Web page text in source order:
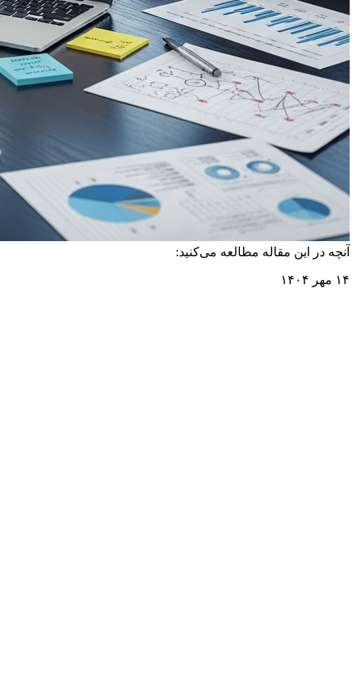
آنچه در این مقاله مطالعه می‌کنید:
۱۴ مهر ۱۴۰۴